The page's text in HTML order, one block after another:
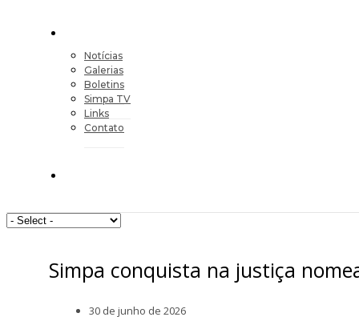
Notícias
Galerias
Boletins
Simpa TV
Links
Contato
Simpa conquista na justiça
30 de junho de 2026